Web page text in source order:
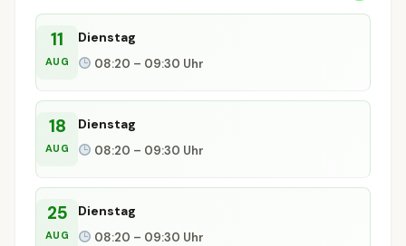
11
AUG
Dienstag
08:20 – 09:30 Uhr
18
AUG
Dienstag
08:20 – 09:30 Uhr
25
AUG
Dienstag
08:20 – 09:30 Uhr